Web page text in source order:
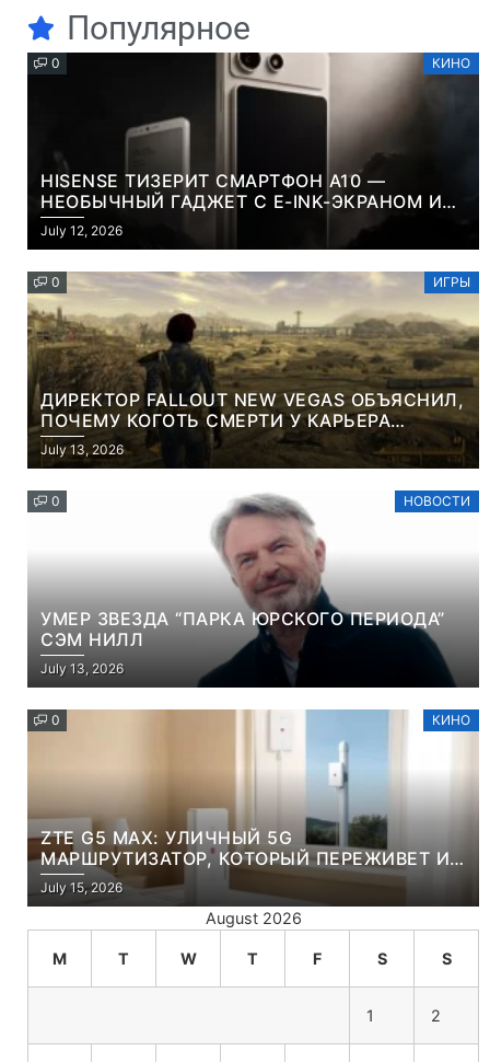
Популярное
0 КИНО
HISENSE ТИЗЕРИТ СМАРТФОН A10 —
НЕОБЫЧНЫЙ ГАДЖЕТ С E-INK-ЭКРАНОМ И
СЪЕМНОЙ LCD-ПАНЕЛЬЮ ДЛЯ ЦВЕТНОГО
КОНТЕНТА И СОЦСЕТЕЙ
July 12, 2026
0 ИГРЫ
ДИРЕКТОР FALLOUT NEW VEGAS ОБЪЯСНИЛ,
ПОЧЕМУ КОГОТЬ СМЕРТИ У КАРЬЕРА
НАМЕРЕННО СНОСИТ ВАМ ГОЛОВУ
July 13, 2026
0 НОВОСТИ
УМЕР ЗВЕЗДА “ПАРКА ЮРСКОГО ПЕРИОДА”
СЭМ НИЛЛ
July 13, 2026
0 КИНО
ZTE G5 MAX: УЛИЧНЫЙ 5G
МАРШРУТИЗАТОР, КОТОРЫЙ ПЕРЕЖИВЕТ И
ЛЮТУЮ ЗИМУ, И ЖАРКОЕ ЛЕТО
July 15, 2026
August 2026
M T W T F S S
1 2